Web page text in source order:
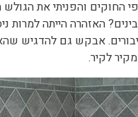
האזהרה הייתה למרות
אבקש גם להדגיש